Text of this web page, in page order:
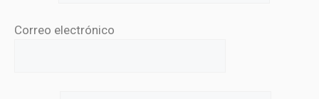
Correo electrónico